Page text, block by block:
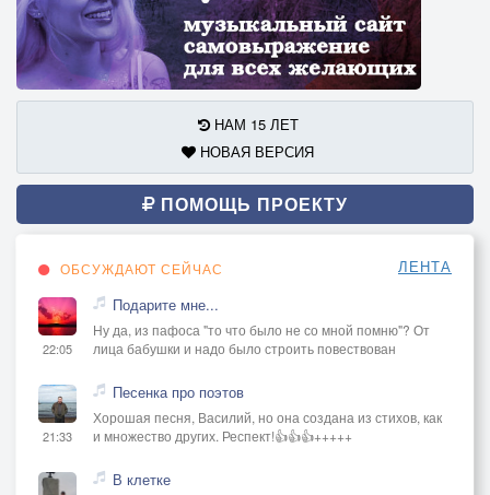
НАМ 15 ЛЕТ
НОВАЯ ВЕРСИЯ
ПОМОЩЬ ПРОЕКТУ
ОБСУЖДАЮТ СЕЙЧАС ЛЕНТА
22:05
Подарите мне...
Ну да, из пафоса "то что было не со мной помню"? От
лица бабушки и надо было строить повествован
21:33
Песенка про поэтов
Хорошая песня, Василий, но она создана из стихов, как
и множество других. Респект!👍👍👍+++++
В клетке